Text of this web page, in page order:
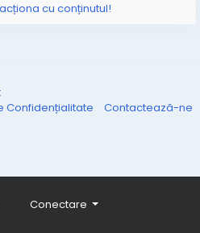
Conectare
cu conținutul!
Confidențialitate Contactează-ne